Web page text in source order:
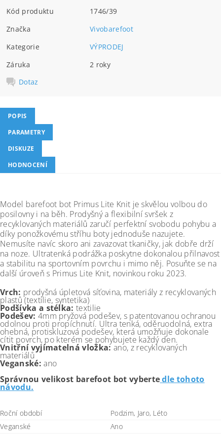
Kód produktu
1746/39
Značka
Vivobarefoot
Kategorie
VÝPRODEJ
Záruka
2 roky
Dotaz
POPIS
PARAMETRY
DISKUZE
HODNOCENÍ
Model barefoot bot Primus Lite Knit je skvělou volbou do
posilovny i na běh. Prodyšný a flexibilní svršek z
recyklovaných materiálů zaručí perfektní svobodu pohybu a
díky ponožkovému stříhu boty jednoduše nazujete.
Nemusíte navíc skoro ani zavazovat tkaničky, jak dobře drží
na noze. Ultratenká podrážka poskytne dokonalou přilnavost
a stabilitu na sportovním povrchu i mimo něj. Posuňte se na
další úroveň s Primus Lite Knit, novinkou roku 2023.
Vrch: prodyšná úpletová síťovina, materiály z recyklovaných
plastů (textilie, syntetika)
Podšívka a stélka:textilie
Podešev: 4mm pryžová podešev, s patentovanou ochranou
odolnou proti propíchnutí. Ultra tenká, oděruodolná, extra
ohebná, protiskluzová podešev, která umožňuje dokonale
cítit povrch, po kterém se pohybujete každý den.
Vnitřní vyjímatelná vložka: ano, z recyklovaných
materiálů
Veganské:ano
Správnou velikost barefoot bot vybertedle tohoto
návodu.
Roční období
Podzim, Jaro, Léto
Veganské
Ano